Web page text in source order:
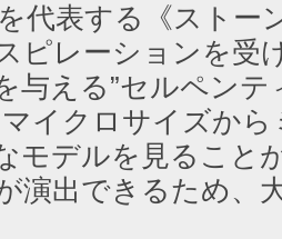
代表する《ストー
ピレーションを受
与える”セルペン
マイクロサイズか
モデルを見ること
演出できるため、